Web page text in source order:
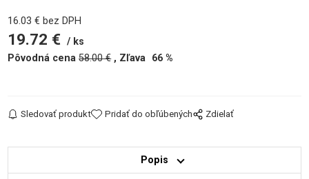
16.03 € bez DPH
19.72 €
ks
Pôvodná cena 58.00€ Zľava 66 %
Sledovať produkt Pridať do obľúbených Zdielať
Popis